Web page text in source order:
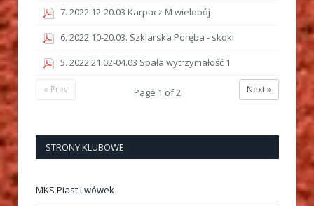
7. 2022.12-20.03 Karpacz M wielobój
6. 2022.10-20.03. Szklarska Poręba - skoki
5. 2022.21.02-04.03 Spała wytrzymałość 1
Next »
Page 1 of2
« Prev
STRONY KLUBOWE
MKS Piast Lwówek